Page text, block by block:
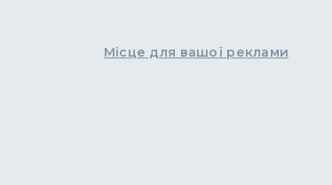
Місце для вашої реклами